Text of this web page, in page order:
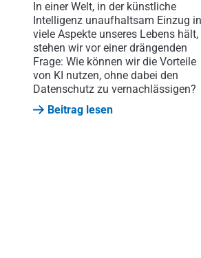
In einer Welt, in der künstliche
Intelligenz unaufhaltsam Einzug in
viele Aspekte unseres Lebens hält,
stehen wir vor einer drängenden
Frage: Wie können wir die Vorteile
von KI nutzen, ohne dabei den
Datenschutz zu vernachlässigen?
Beitrag lesen